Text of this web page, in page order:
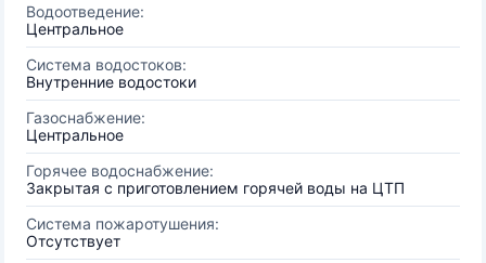
Водоотведение:
Центральное
Система водостоков:
Внутренние водостоки
Газоснабжение:
Центральное
Горячее водоснабжение:
Закрытая с приготовлением горячей воды на ЦТП
Система пожаротушения:
Отсутствует